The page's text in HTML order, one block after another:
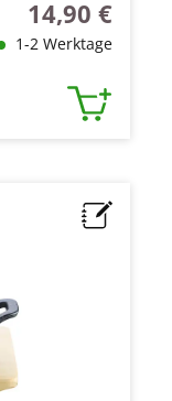
Regulärer Preis:
14,90 €
1-2 Werktage